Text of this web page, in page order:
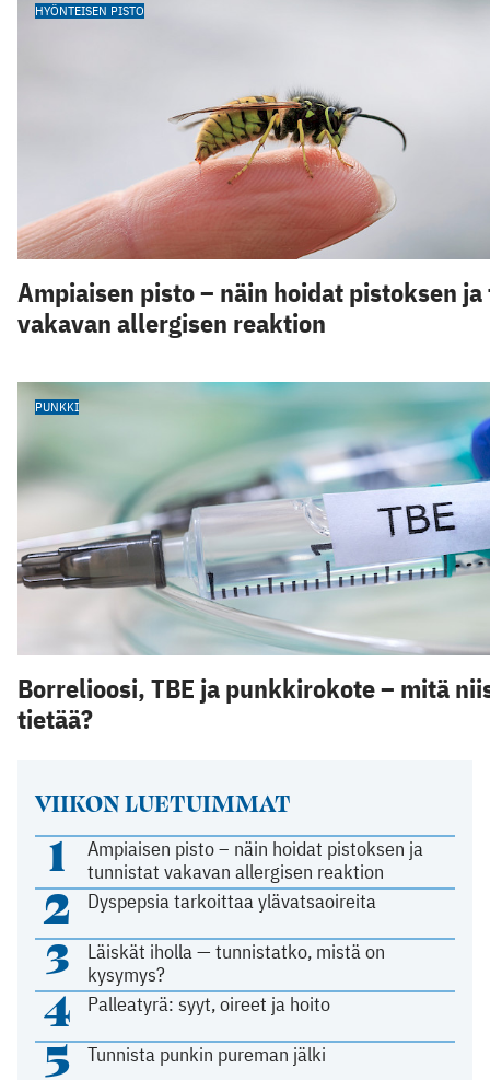
VIIKON LUETUIMMAT
1
Ampiaisen pisto – näin hoidat pistoksen ja
tunnistat vakavan allergisen reaktion
2 Dyspepsia tarkoittaa ylävatsaoireita
3
Läiskät iholla — tunnistatko, mistä on
kysymys?
4 Palleatyrä: syyt, oireet ja hoito
5 Tunnista punkin pureman jälki
HYÖNTEISEN PISTO
Ampiaisen pisto – näin hoidat pistoksen
vakavan allergisen reaktion
PUNKKI
Borrelioosi, TBE ja punkkirokote – mitä
tietää?